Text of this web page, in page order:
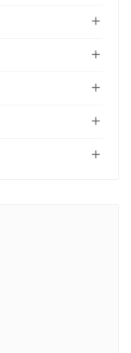




